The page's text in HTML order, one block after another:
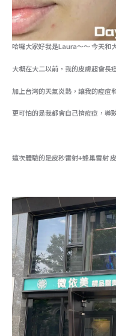
哈囉大家好我是Laura～～ 今天和
大概在大二以前，我的皮膚超會長
加上台灣的天氣炎熱，讓我的痘痘
更可怕的是我都會自己擠痘痘，導
這次體驗的是皮秒雷射+蜂巢雷射